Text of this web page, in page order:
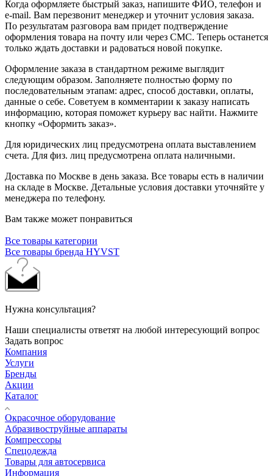
Когда оформляете быстрый заказ, напишите ФИО, телефон и
e-mail. Вам перезвонит менеджер и уточнит условия заказа.
По результатам разговора вам придет подтверждение
оформления товара на почту или через СМС. Теперь останется
только ждать доставки и радоваться новой покупке.
Оформление заказа в стандартном режиме выглядит
следующим образом. Заполняете полностью форму по
последовательным этапам: адрес, способ доставки, оплаты,
данные о себе. Советуем в комментарии к заказу написать
информацию, которая поможет курьеру вас найти. Нажмите
кнопку «Оформить заказ».
Для юридических лиц предусмотрена оплата выставлением
счета. Для физ. лиц предусмотрена оплата наличными.
Доставка по Москве в день заказа. Все товары есть в наличии
на складе в Москве. Детальные условия доставки уточняйте у
менеджера по телефону.
Вам также может понравиться
Все товары категории
Все товары бренда HYVST
Нужна консультация?
Наши специалисты ответят на любой интересующий вопрос
Задать вопрос
Компания
Услуги
Бренды
Акции
Каталог
Окрасочное оборудование
Aбразивоструйные аппараты
Компрессоры
Спецодежда
Товары для автосервиса
Информация